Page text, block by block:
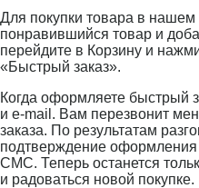
Для покупки товара в
понравившийся товар и
перейдите в Корзину и
«Быстрый заказ».
Когда оформляете быстрый
и e-mail. Вам перезвонит
заказа. По результатам
подтверждение оформления
СМС. Теперь останется
и радоваться новой покупке.